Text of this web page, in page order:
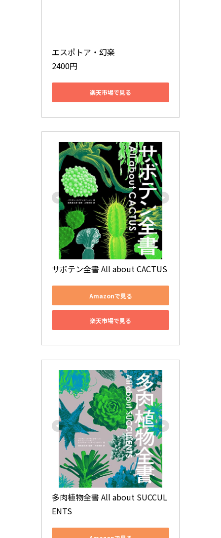
エスポトア・幻楽
2400円
楽天市場で見る
サボテン全書 All about CACTUS
Amazonで見る
楽天市場で見る
多肉植物全書 All about SUCCUL
ENTS